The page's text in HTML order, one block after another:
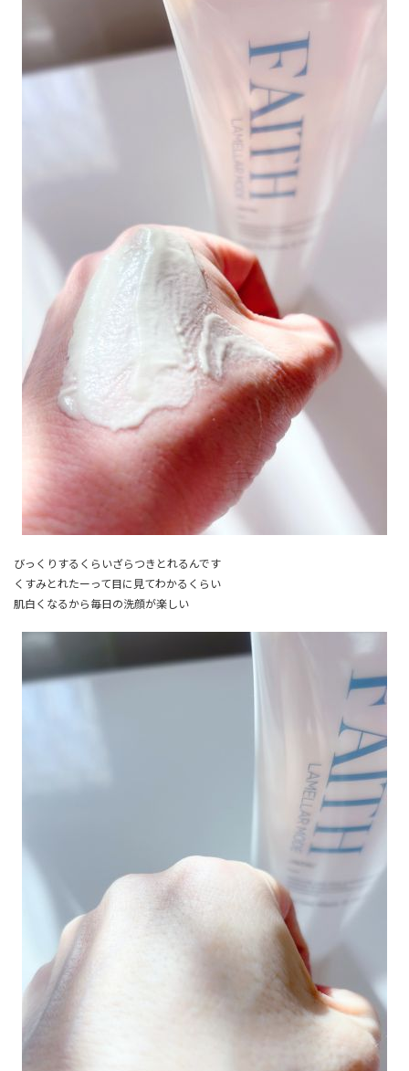
びっくりするくらいざらつきとれるんです
くすみとれたーって目に見てわかるくらい
肌白くなるから毎日の洗顔が楽しい